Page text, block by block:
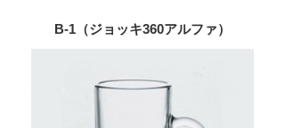
B-1（ジョッキ360アルファ）